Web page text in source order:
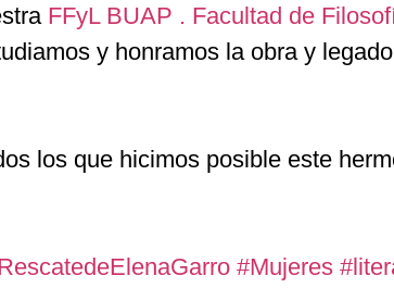
FFyL BUAP . Facultad de
y honramos la obra y
los que hicimos posible este
#Mujeres